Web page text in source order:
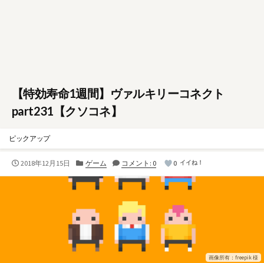
【特効寿命1週間】ヴァルキリーコネクト
part231【クソコネ】
ピックアップ
公
2018年12月15日
カ
ゴ
ー
ゲーム コメント: 0 0 イイね！
画像所有：freepik 様